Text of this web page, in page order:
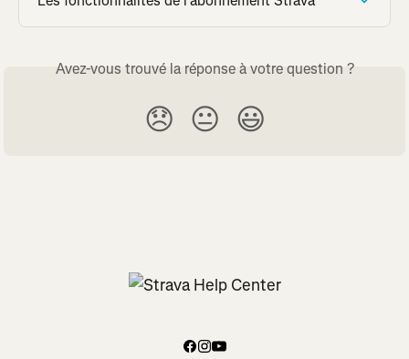
Avez-vous trouvé la réponse à votre question ?
😞 😐 😃